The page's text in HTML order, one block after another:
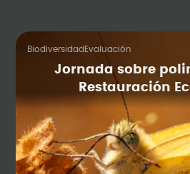
Biodiversidad Evaluación
Jornada sobre
Restauración